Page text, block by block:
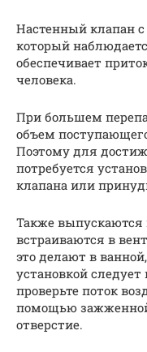
Настенный клапан
который
обеспечивает
человека.
При большем
объем
Поэтому для
потребуется
клапана или
Также
встраиваются в
это делают в
установкой
проверьте поток
помощью
отверстие.